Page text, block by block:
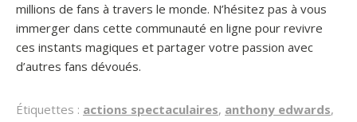
millions de fans à travers le monde. N’hésitez pas à vous
immerger dans cette communauté en ligne pour revivre
ces instants magiques et partager votre passion avec
d’autres fans dévoués.
Étiquettes : actions spectaculaires, anthony edwards,